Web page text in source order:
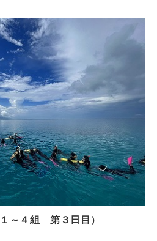
～４組 第３日目）